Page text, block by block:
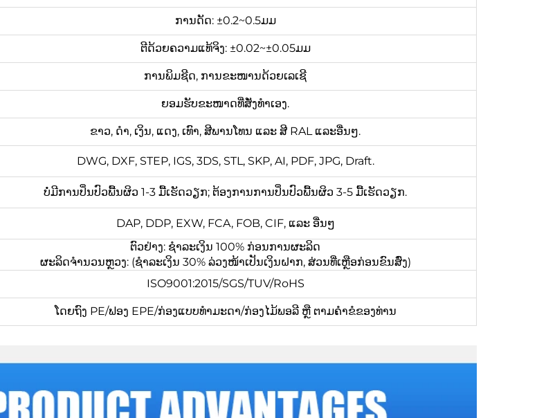
ການດັດ: ±0.2~0.5ມມ
ຕີດ້ວຍຄວາມແທ້ຈິງ: ±0.02~±0.05ມມ
ການພິມຊີດ, ການຂະໜານດ້ວຍເລເຊີ
ຍອມຮັບຂະໜາດທີ່ສັ່ງທຳເອງ.
ຂາວ, ດຳ, ເງິນ, ແດງ, ເທົາ, ສີພານໂທນ ແລະ ສີ RAL ແລະອື່ນໆ.
DWG, DXF, STEP, IGS, 3DS, STL, SKP, AI, PDF, JPG, Draft.
ບໍ່ມີການປິ່ນປົວພື້ນຜິວ 1-3 ມື້ເຮັດວຽກ; ຕ້ອງການການປິ່ນປົວພື້ນຜິວ 3-5 ມື້ເຮັດວຽກ.
DAP, DDP, EXW, FCA, FOB, CIF, ແລະ ອື່ນໆ
ຕົວຢ່າງ: ຊຳລະເງິນ 100% ກ່ອນການຜະລິດ
ຜະລິດຈຳນວນຫຼວງ: (ຊຳລະເງິນ 30% ລ່ວງໜ້າເປັນເງິນຝາກ, ສ່ວນທີ່ເຫຼືອກ່ອນຂົນສົ່ງ)
ISO9001:2015/SGS/TUV/RoHS
ໂດຍຖົງ PE/ຟອງ EPE/ກ່ອງແບບທຳມະດາ/ກ່ອງໄມ້ພອລີ ຫຼື ຕາມຄຳຂໍຂອງທ່ານ